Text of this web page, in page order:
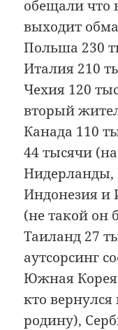
обещали что
выходит
Польша 230
Италия 210
Чехия 120
вторый
Канада 110
44 тысячи
Нидерланды,
Индонезия и
(не такой он
Таиланд 27
аутсорсинг
Южная Корея
кто
родину),